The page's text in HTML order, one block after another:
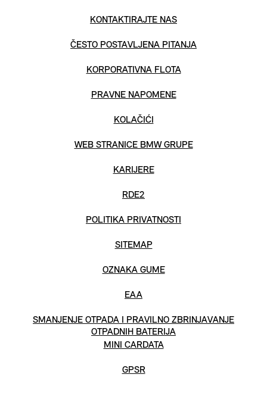
KONTAKTIRAJTE NAS
ČESTO POSTAVLJENA PITANJA
KORPORATIVNA FLOTA
PRAVNE NAPOMENE
KOLAČIĆI
WEB STRANICE BMW GRUPE
KARIJERE
RDE2
POLITIKA PRIVATNOSTI
SITEMAP
OZNAKA GUME
EAA
SMANJENJE OTPADA I PRAVILNO ZBRINJAVANJE
OTPADNIH BATERIJA
MINI CARDATA
GPSR